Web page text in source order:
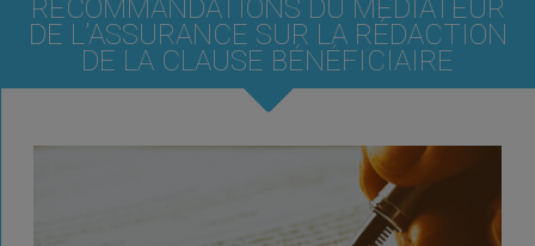
RECOMMANDATIONS DU MÉDIATEUR
DE L’ASSURANCE SUR LA RÉDACTION
DE LA CLAUSE BÉNÉFICIAIRE